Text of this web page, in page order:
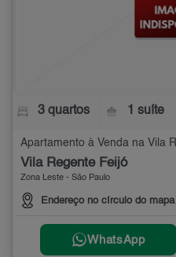
3 quartos 1 suíte
Vila Regente Feijó
Zona Leste - São Paulo
Endereço no círculo do mapa
WhatsApp